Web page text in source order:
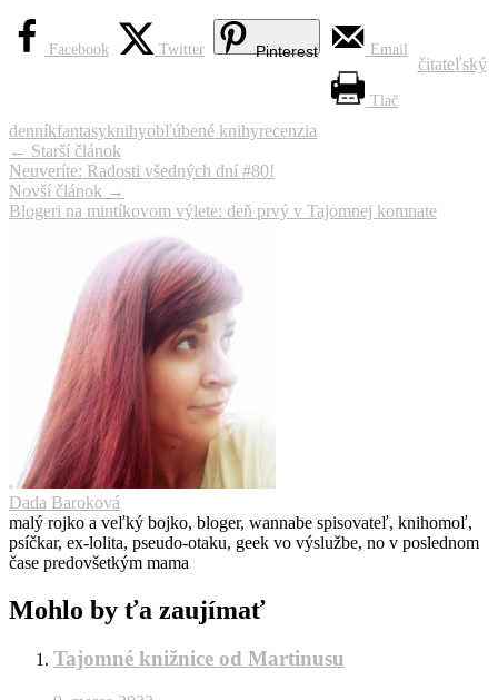
Facebook Twitter Pinterest Email
Tlač
čitateľský
denníkfantasyknihyobľúbené knihyrecenzia
Navigácia
článku
← Starší článok
Neuveríte: Radosti všedných dní #80!
Novší článok →
Blogeri na mintíkovom výlete: deň prvý v Tajomnej komnate
Dada Baroková
malý rojko a veľký bojko, bloger, wannabe spisovateľ, knihomoľ,
psíčkar, ex-lolita, pseudo-otaku, geek vo výslužbe, no v poslednom
čase predovšetkým mama
Mohlo by ťa zaujímať
Tajomné knižnice od Martinusu